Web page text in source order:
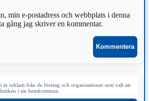
min e-postadress och webbplats i denna
gång jag skriver en kommentar.
är reklam från de företag och organisationer som valt att
i sin hemkommun.